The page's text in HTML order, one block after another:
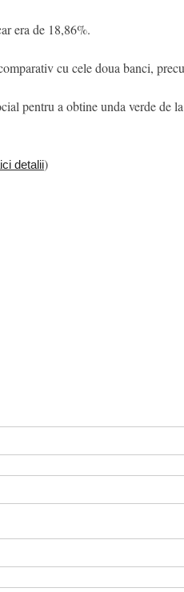
era de 18,86%.
cu cele doua banci,
pentru a obtine unda verde de
detalii)